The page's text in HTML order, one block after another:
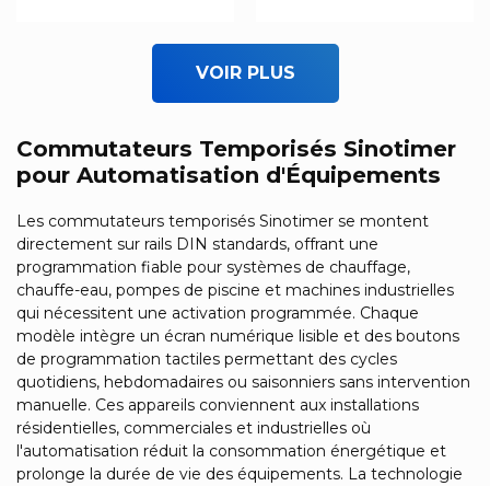
4.59
VOIR PLUS
Commutateurs Temporisés Sinotimer
pour Automatisation d'Équipements
Les commutateurs temporisés Sinotimer se montent
directement sur rails DIN standards, offrant une
programmation fiable pour systèmes de chauffage,
chauffe-eau, pompes de piscine et machines industrielles
qui nécessitent une activation programmée. Chaque
modèle intègre un écran numérique lisible et des boutons
de programmation tactiles permettant des cycles
quotidiens, hebdomadaires ou saisonniers sans intervention
manuelle. Ces appareils conviennent aux installations
résidentielles, commerciales et industrielles où
l'automatisation réduit la consommation énergétique et
prolonge la durée de vie des équipements. La technologie